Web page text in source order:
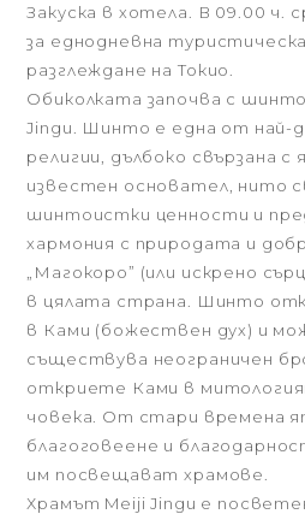
Закуска в хотела. В 09.00 ч.
за еднодневна
разглеждане на Токио.
Обиколката започва с
Jingu. Шинто е една от най-
религии, дълбоко свързана
известен основател, нито
шинтоистки ценности и
хармония с природата и
„Магокоро” (или искрено
в цялата страна. Шинто
в Ками (божествен дух) и
съществува неограничен
откриете Ками в
човека. От стари времена
благоговеене и
им посвещават храмове.
Храмът Meiji Jingu е